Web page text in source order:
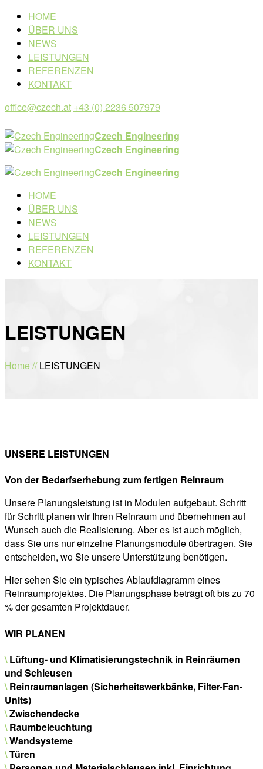
HOME
ÜBER UNS
NEWS
LEISTUNGEN
REFERENZEN
KONTAKT
office@czech.at +43 (0) 2236 507979
Czech Engineering
Czech Engineering
Czech Engineering
HOME
ÜBER UNS
NEWS
LEISTUNGEN
REFERENZEN
KONTAKT
LEISTUNGEN
Home //LEISTUNGEN
UNSERE LEISTUNGEN
Von der Bedarfserhebung zum fertigen Reinraum
Unsere Planungsleistung ist in Modulen aufgebaut. Schritt
für Schritt planen wir Ihren Reinraum und übernehmen auf
Wunsch auch die Realisierung. Aber es ist auch möglich,
dass Sie uns nur einzelne Planungsmodule übertragen. Sie
entscheiden, wo Sie unsere Unterstützung benötigen.
Hier sehen Sie ein typisches Ablaufdiagramm eines
Reinraumprojektes. Die Planungsphase beträgt oft bis zu 70
% der gesamten Projektdauer.
WIR PLANEN
\Lüftung- und Klimatisierungstechnik in Reinräumen
und Schleusen
\Reinraumanlagen (Sicherheitswerkbänke, Filter-Fan-
Units)
\Zwischendecke
\Raumbeleuchtung
\Wandsysteme
\Türen